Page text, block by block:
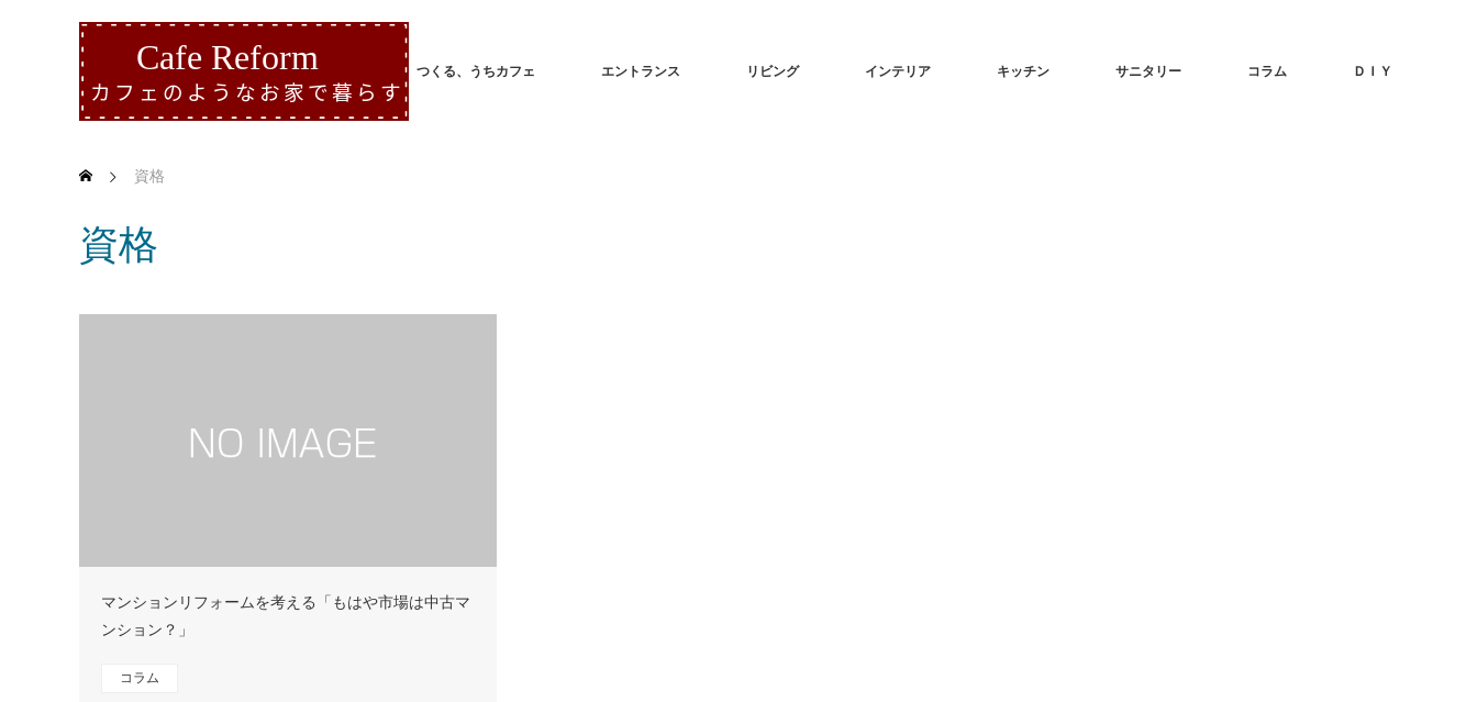
つくる、うちカフェ エントランス リビング インテリア キッチン サニタリー コラム ＤＩＹ
資格
資格
マンションリフォームを考える「もはや市場は中古マ
ンション？」
コラム